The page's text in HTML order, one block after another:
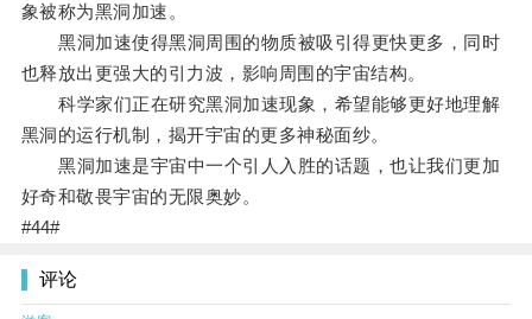
象被称为黑洞加速。
黑洞加速使得黑洞周围的物质被吸引得更快更多，同时
也释放出更强大的引力波，影响周围的宇宙结构。
科学家们正在研究黑洞加速现象，希望能够更好地理解
黑洞的运行机制，揭开宇宙的更多神秘面纱。
黑洞加速是宇宙中一个引人入胜的话题，也让我们更加
好奇和敬畏宇宙的无限奥妙。
#44#
评论